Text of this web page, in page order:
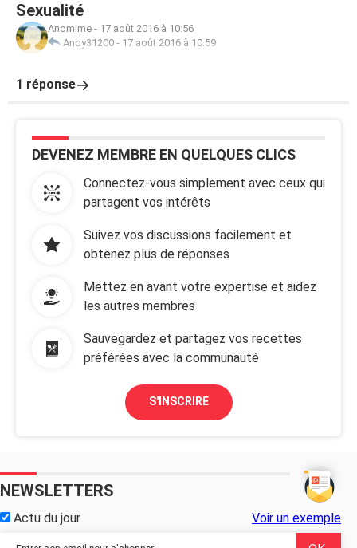
Sexualité
Anomime - 17 août 2016 à 10:56
Andy31200 - 17 août 2016 à 10:59
1 réponse
DEVENEZ MEMBRE EN QUELQUES CLICS
Connectez-vous simplement avec ceux qui
partagent vos intérêts
Suivez vos discussions facilement et
obtenez plus de réponses
Mettez en avant votre expertise et aidez
les autres membres
Sauvegardez et partagez vos recettes
préférées avec la communauté
S'INSCRIRE
NEWSLETTERS
Actu du jour Voir un exemple